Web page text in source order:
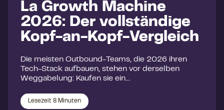
La Growth Machine
2026: Der vollständige
Kopf-an-Kopf-Vergleich
Die meisten Outbound-Teams, die 2026 ihren
Tech-Stack aufbauen, stehen vor derselben
Weggabelung: Kaufen sie ein…
Lesezeit 8 Minuten